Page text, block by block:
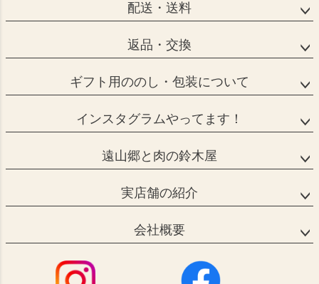
配送・送料
返品・交換
ギフト用ののし・包装について
インスタグラムやってます！
遠山郷と肉の鈴木屋
実店舗の紹介
会社概要